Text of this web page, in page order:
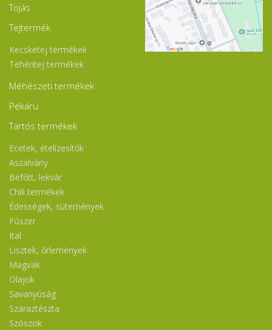
Tojás
Tejtermék
Kecsketej termékek
Tehéntej termékek
Méhészeti termékek
Pékáru
Tartós termékek
Ecetek, ételízesítők
Aszalvány
Befőtt, lekvár
Chili termékek
Édességek, sütemények
Fűszer
Ital
Lisztek, őrlemények
Magvak
Olajok
Savanyúság
Száraztészta
Szószok